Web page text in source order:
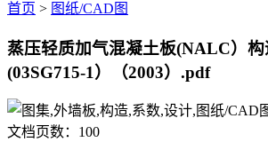
首页 > 图纸/CAD图
蒸压轻质加气混凝土板(NALC）构
(03SG715-1）（2003）.pdf
文档页数： 100